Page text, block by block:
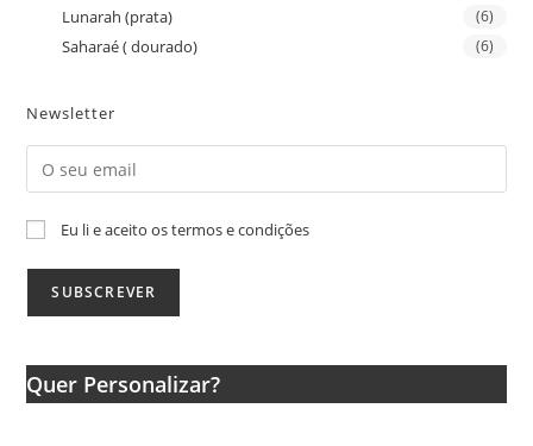
Lunarah (prata) (6)
Saharaé ( dourado) (6)
Newsletter
Eu li e aceito os termos e condições
Quer Personalizar?